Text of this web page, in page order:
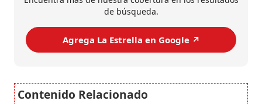
de búsqueda.
Agrega La Estrella en Google ↗️